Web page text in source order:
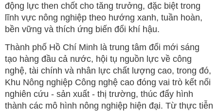
động lực then chốt cho tăng trưởng, đặc biệt trong
lĩnh vực nông nghiệp theo hướng xanh, tuần hoàn,
bền vững và thích ứng biến đổi khí hậu.
Thành phố Hồ Chí Minh là trung tâm đổi mới sáng
tạo hàng đầu cả nước, hội tụ nguồn lực về công
nghệ, tài chính và nhân lực chất lượng cao, trong đó,
Khu Nông nghiệp Công nghệ cao đóng vai trò kết nối
nghiên cứu - sản xuất - thị trường, thúc đẩy hình
thành các mô hình nông nghiệp hiện đại. Từ thực tiễn